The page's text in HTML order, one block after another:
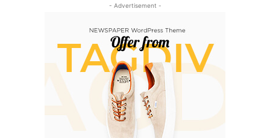
- Advertisement -